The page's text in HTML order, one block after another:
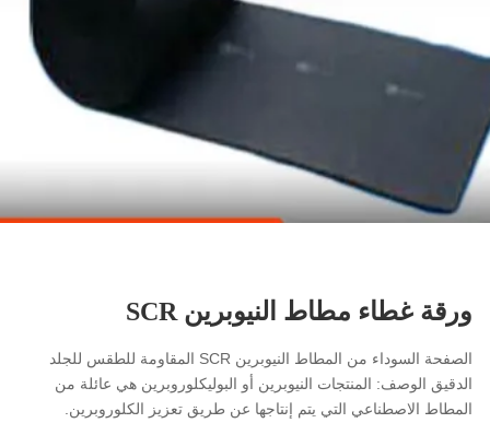
ورقة غطاء مطاط النيوبرين SCR
الصفحة السوداء من المطاط النيوبرين SCR المقاومة للطقس للجلد
الدقيق الوصف: المنتجات النيوبرين أو البوليكلوروبرين هي عائلة من
المطاط الاصطناعي التي يتم إنتاجها عن طريق تعزيز الكلوروبرين.